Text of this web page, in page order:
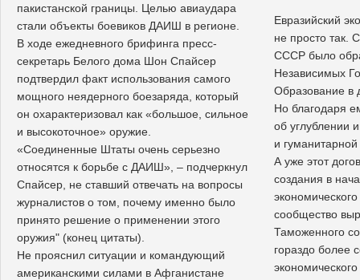
пакистанской границы. Целью авиаудара
стали объекты боевиков ДАИШ в регионе.
В ходе ежедневного брифинга пресс-
секретарь Белого дома Шон Спайсер
подтвердил факт использования самого
мощного неядерного боезаряда, который
он охарактеризовал как «большое, сильное
и высокоточное» оружие.
«Соединенные Штаты очень серьезно
относятся к борьбе с ДАИШ», – подчеркнул
Спайсер, не ставший отвечать на вопросы
журналистов о том, почему именно было
принято решение о применении этого
оружия" (конец цитаты).
Не прояснил ситуации и командующий
американскими силами в Афганистане
Евразийский
не просто так.
СССР было
Независимых
Образование в
Но благодаря
об углублении
и гуманитарной
А уже этот
создания в
сообщество
Таможенного
гораздо более